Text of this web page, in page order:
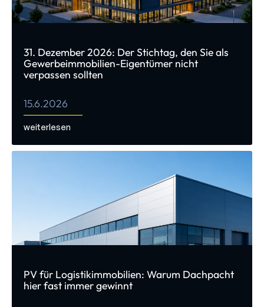
31. Dezember 2026: Der Stichtag, den Sie als
Gewerbeimmobilien-Eigentümer nicht
verpassen sollten
15.6.2026
weiterlesen
PV für Logistikimmobilien: Warum Dachpacht
hier fast immer gewinnt